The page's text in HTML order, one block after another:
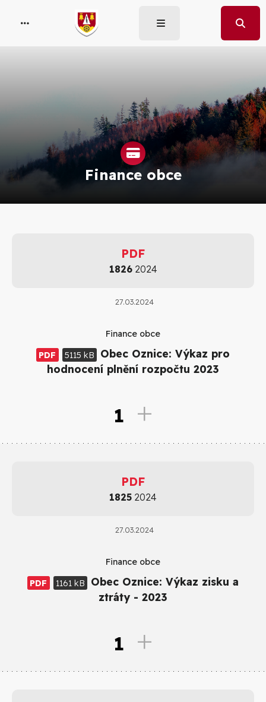
Finance obce
PDF
1826 2024
27.03.2024
Finance obce
PDF
5115 kB Obec Oznice: Výkaz pro
hodnocení plnění rozpočtu 2023
1
PDF
1825 2024
27.03.2024
Finance obce
PDF
1161 kB Obec Oznice: Výkaz zisku a
ztráty - 2023
1